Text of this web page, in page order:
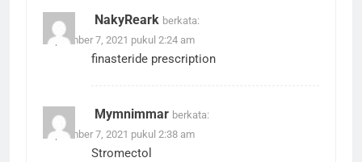
NakyReark berkata:
September 7, 2021 pukul 2:24 am
finasteride prescription
Mymnimmar berkata:
September 7, 2021 pukul 2:38 am
Stromectol